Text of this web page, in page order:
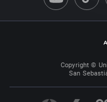
Copyright ©
San